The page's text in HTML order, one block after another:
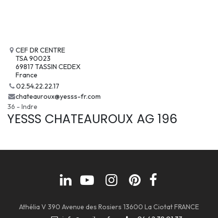
CEF DR CENTRE
TSA 90023
69817 TASSIN CEDEX
France
02.54.22.22.17
chateauroux@yesss-fr.com
36 - Indre
YESSS CHATEAUROUX AG 196
Athélia V 390 Avenue des Rosiers 13600 La Ciotat FRANCE